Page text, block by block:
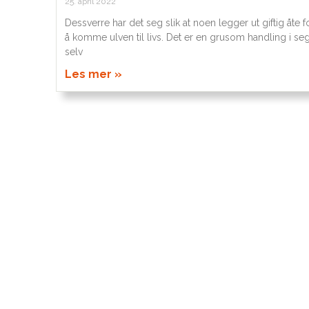
Dessverre har det seg slik at noen legger ut giftig åte
å komme ulven til livs. Det er en grusom handling i
selv
Les mer »